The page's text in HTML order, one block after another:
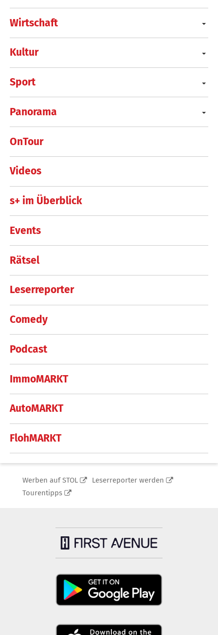
Wirtschaft
Kultur
Sport
Panorama
OnTour
Videos
s+ im Überblick
Events
Rätsel
Leserreporter
Comedy
Podcast
ImmoMARKT
AutoMARKT
FlohMARKT
Werben auf STOL
Leserreporter werden
Tourentipps